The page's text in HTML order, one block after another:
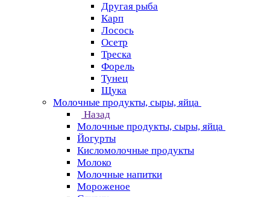
Другая рыба
Карп
Лосось
Осетр
Треска
Форель
Тунец
Щука
Молочные продукты, сыры, яйца
Назад
Молочные продукты, сыры, яйца
Йогурты
Кисломолочные продукты
Молоко
Молочные напитки
Мороженое